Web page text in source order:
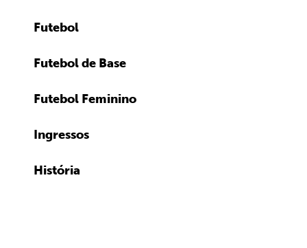
Futebol
Futebol de Base
Futebol Feminino
Ingressos
História